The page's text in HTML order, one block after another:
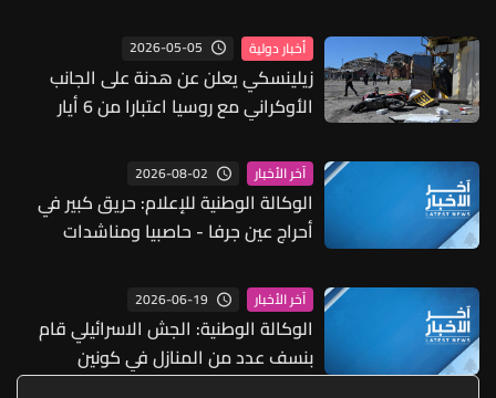
في الإقتصاد
أخبار دولية 2026-05-05
زيلينسكي يعلن عن هدنة على الجانب
الأوكراني مع روسيا اعتبارا من 6 أيار
آخر الأخبار 2026-08-02
الوكالة الوطنية للإعلام: حريق كبير في
أحراج عين جرفا - حاصبيا ومناشدات
آخر الأخبار 2026-06-19
الوكالة الوطنية: الجش الاسرائيلي قام
بنسف عدد من المنازل في كونين